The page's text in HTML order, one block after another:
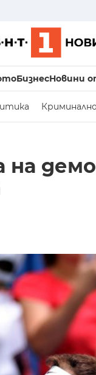
БизнесНовини
на